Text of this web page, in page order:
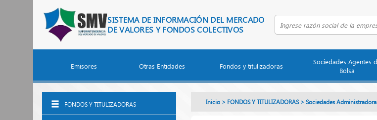
SISTEMA DE INFORMACIÓN DEL MERCADO
DE VALORES Y FONDOS COLECTIVOS
Buscar empresa por razón social
Emisores Otras Entidades Fondos y titulizadoras
Sociedades Agentes
Bolsa
FONDOS Y TITULIZADORAS Inicio > FONDOS Y TITULIZADORAS>Sociedades